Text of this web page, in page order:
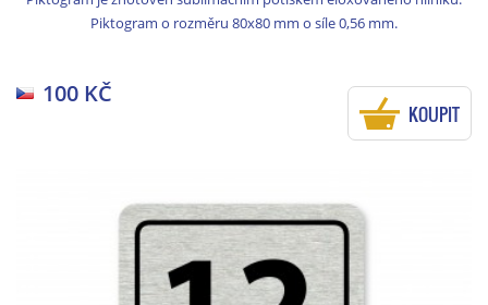
Piktogram o rozměru 80x80 mm o síle 0,56 mm.
100 KČ
KOUPIT